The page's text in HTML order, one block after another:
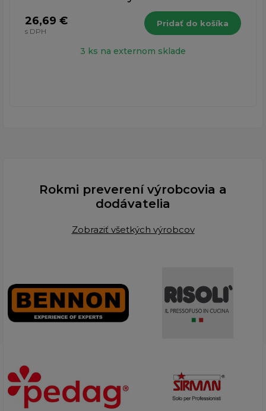
26,69 €
s DPH
Pridať do košíka
3 ks na externom sklade
Rokmi preverení výrobcovia a
dodávatelia
Zobraziť všetkých výrobcov